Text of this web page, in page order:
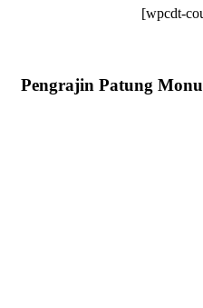
[wpcdt-
Pengrajin Patung